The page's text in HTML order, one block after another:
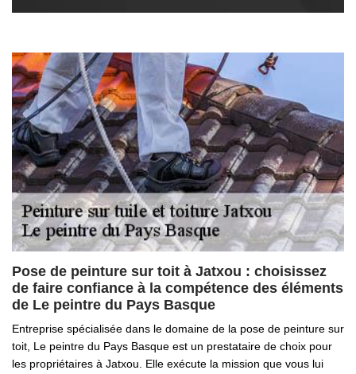
Pose de peinture sur toit à Jatxou : choisissez
de faire confiance à la compétence des éléments
de Le peintre du Pays Basque
Entreprise spécialisée dans le domaine de la pose de peinture sur
toit, Le peintre du Pays Basque est un prestataire de choix pour
les propriétaires à Jatxou. Elle exécute la mission que vous lui